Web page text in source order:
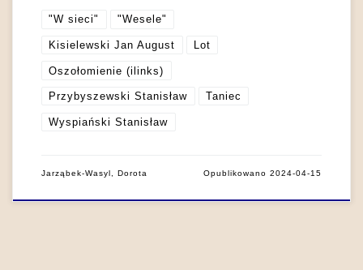
"W sieci" "Wesele"
Kisielewski Jan August Lot
Oszołomienie (ilinks)
Przybyszewski Stanisław Taniec
Wyspiański Stanisław
Jarząbek-Wasyl, Dorota Opublikowano2024-04-15